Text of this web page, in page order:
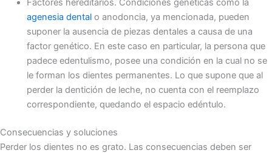
Factores hereditarios. Condiciones genéticas como la
agenesia dentalo anodoncia, ya mencionada, pueden
suponer la ausencia de piezas dentales a causa de una
factor genético. En este caso en particular, la persona que
padece edentulismo, posee una condición en la cual no se
le forman los dientes permanentes. Lo que supone que al
perder la dentición de leche, no cuenta con el reemplazo
correspondiente, quedando el espacio edéntulo.
Consecuencias y soluciones
Perder los dientes no es grato. Las consecuencias deben ser